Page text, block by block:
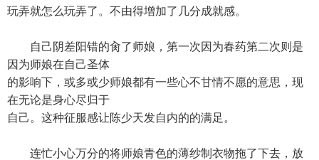
玩弄就怎么玩弄了。不由得增加了几分成就感。
自己阴差阳错的肏了师娘，第一次因为春药第二次则是
因为师娘在自己圣体
的影响下，或多或少师娘都有一些心不甘情不愿的意思，现
在无论是身心尽归于
自己。这种征服感让陈少天发自内的的满足。
连忙小心万分的将师娘青色的薄纱制衣物拖了下去，放